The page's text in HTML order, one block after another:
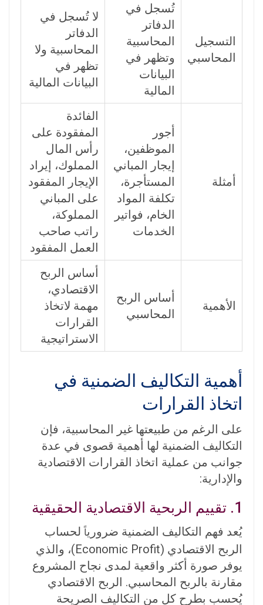
التسجيل
المحاسبي
تُسجل في
الدفاتر
المحاسبية
وتظهر في
البيانات
المالية
لا تُسجل في
الدفاتر
المحاسبية ولا
تظهر في
البيانات المالية
أمثلة
أجور
الموظفين،
إيجار المباني
المستأجرة،
تكلفة المواد
الخام، فواتير
الخدمات
الفائدة
المفقودة على
رأس المال
المملوك، إيراد
الإيجار المفقود
على المباني
المملوكة،
راتب صاحب
العمل المفقود
الأهمية
أساس الربح
المحاسبي
أساس الربح
الاقتصادي،
مهمة لاتخاذ
القرارات
الاستراتيجية
أهمية التكاليف الضمنية في
اتخاذ القرارات
على الرغم من طبيعتها غير المحاسبية، فإن
التكاليف الضمنية لها أهمية قصوى في عدة
جوانب من عملية اتخاذ القرارات الاقتصادية
والإدارية:
1. تقييم الربحية الاقتصادية الحقيقية
يُعد فهم التكاليف الضمنية ضرورياًلحساب
الربح الاقتصادي (Economic Profit)
، والذي
يوفر صورة أكثر واقعية لمدى نجاح المشروع
مقارنة بالربح المحاسبي. الربح الاقتصادي
يُحسب بطرح كل من التكاليف الصريحة